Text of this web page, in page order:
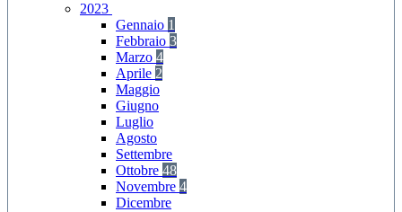
2023
Gennaio 1
Febbraio 3
Marzo 4
Aprile 2
Maggio
Giugno
Luglio
Agosto
Settembre
Ottobre 48
Novembre 4
Dicembre